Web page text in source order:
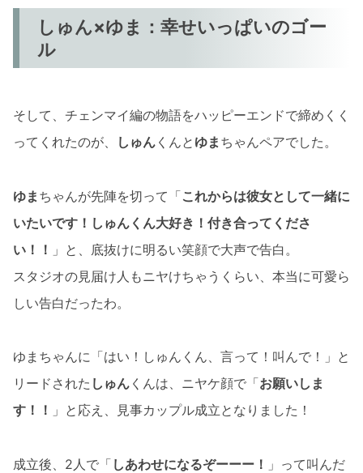
しゅん×ゆま：幸せいっぱいのゴー
ル
そして、チェンマイ編の物語をハッピーエンドで締めくく
ってくれたのが、
しゅん くんと ゆまちゃんペアでした。
ゆま ちゃんが先陣を切って「これからは彼女として一緒に
いたいです！しゅんくん大好き！付き合ってくださ
い！！ 」と、底抜けに明るい笑顔で大声で告白。
スタジオの見届け人もニヤけちゃうくらい、本当に可愛ら
しい告白だったわ。
ゆまちゃんに「はい！しゅんくん、言って！叫んで！」と
リードされた しゅん くんは、ニヤケ顔で「お願いしま
す！！ 」と応え、見事カップル成立となりました！
成立後、2人で「 しあわせになるぞーーー！ 」って叫んだ